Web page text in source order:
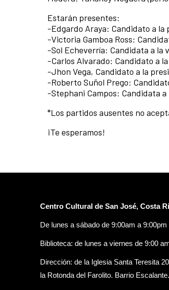
Estarán presentes:
-Edgardo Araya: Candidato a
-Victoria Gamboa Ross:
-Sol Echeverría: Candidata a la
-Carlos Alvarado: Candidato a
-Jhon Vega, Candidato a la
-Roberto Suñol Prego:
-Stephani Campos: Candidata
*Los partidos ausentes no
¡Te esperamos!
Centro Cultural de San José, Costa
De lunes a sábado de 9:00am a 9:00pm
Biblioteca: de lunes a viernes de 9:00
Dirección: de la Iglesia Santa Teresita
la Rotonda del Farolito. Barrio Escalante.